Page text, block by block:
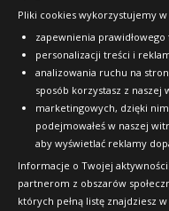
Pliki cookies wykorzystujemy w
zapewnienia
personalizacji treści i
analizowania ruchu na
sposób korzystasz z naszej
marketingowych, dzięki
podejmowałeś w naszej
aby wyświetlać reklamy
Informacje o Twojej
partnerom z obszarów
których pełną listę znajdziesz
OFICJALNY